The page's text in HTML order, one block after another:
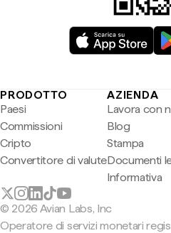
PRODOTTO
Paesi
Commissioni
Cripto
Convertitore di valute
AZIENDA
Lavora con
Blog
Stampa
Documenti
Informativa
© 2026 Avian Labs, Inc
Operatore di servizi monetari